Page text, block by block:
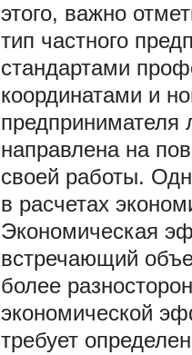
этого, важно
тип частного
стандартами
координатами и
предпринимателя
направлена на
своей работы.
в расчетах
Экономическая
встречающий
более
экономической
требует